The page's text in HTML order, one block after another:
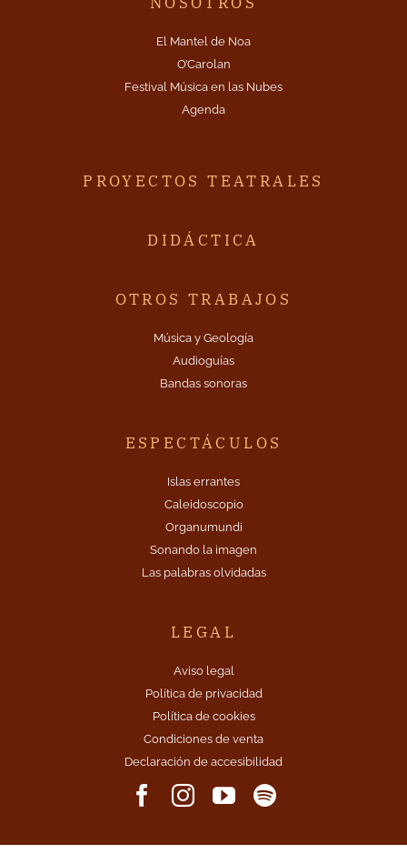
El Mantel de Noa
O’Carolan
Festival Música en las Nubes
Agenda
ESPECTÁCULOS
Islas errantes
Caleidoscopio
Organumundi
Sonando la imagen
Las palabras olvidadas
PROYECTOS TEATRALES
DIDÁCTICA
OTROS TRABAJOS
Música y Geología
Audioguías
Bandas sonoras
LEGAL
Aviso legal
Política de privacidad
Política de cookies
Condiciones de venta
Declaración de accesibilidad